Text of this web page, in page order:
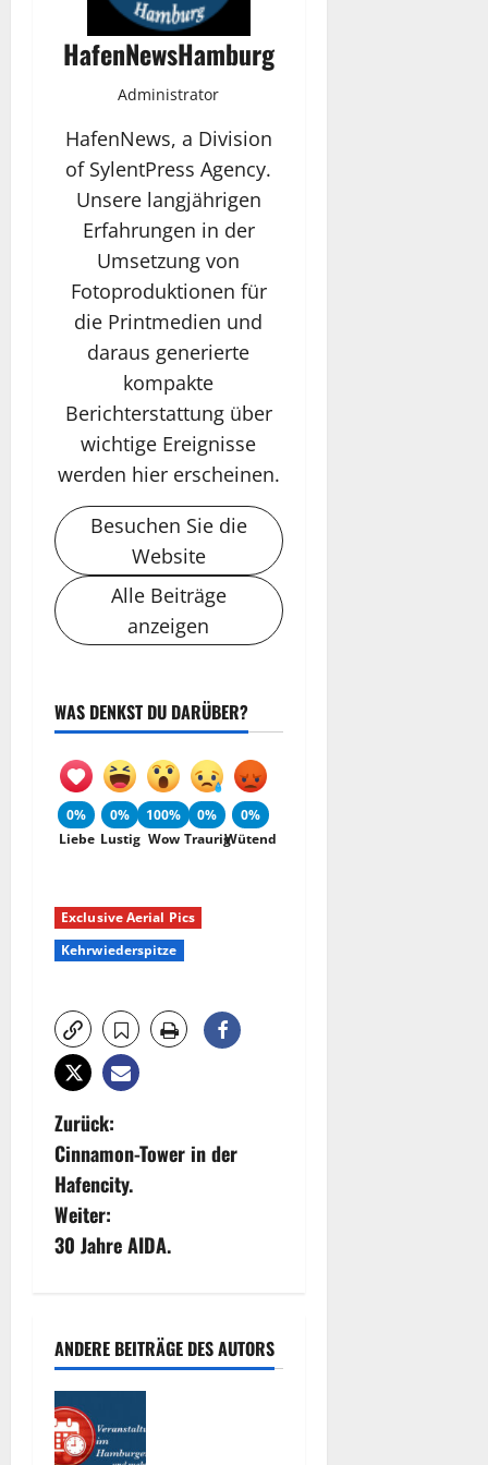
HafenNewsHamburg
Administrator
HafenNews, a Division
of SylentPress Agency.
Unsere langjährigen
Erfahrungen in der
Umsetzung von
Fotoproduktionen für
die Printmedien und
daraus generierte
kompakte
Berichterstattung über
wichtige Ereignisse
werden hier erscheinen.
Besuchen Sie die
Website
Alle Beiträge
anzeigen
WAS DENKST DU DARÜBER?
0%
Liebe
0%
Lustig
100%
Wow
0%
Traurig
0%
Wütend
Exclusive Aerial Pics
Kehrwiederspitze
B
e
i
t
a
g
s
Zurück:
Cinnamon-Tower in der
Hafencity.
Weiter:
30 Jahre AIDA.
ANDERE BEITRÄGE DES AUTORS